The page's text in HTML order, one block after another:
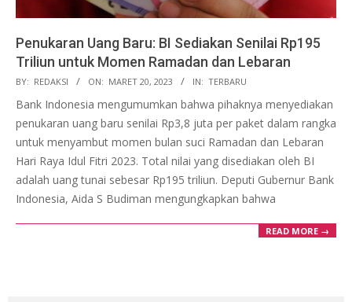
Penukaran Uang Baru: BI Sediakan Senilai Rp195
Triliun untuk Momen Ramadan dan Lebaran
2023-
03-
BY: REDAKSI ON: MARET 20, 2023 IN: TERBARU
Bank Indonesia mengumumkan bahwa pihaknya menyediakan
penukaran uang baru senilai Rp3,8 juta per paket dalam rangka
untuk menyambut momen bulan suci Ramadan dan Lebaran
Hari Raya Idul Fitri 2023. Total nilai yang disediakan oleh BI
adalah uang tunai sebesar Rp195 triliun. Deputi Gubernur Bank
Indonesia, Aida S Budiman mengungkapkan bahwa
READ MORE →